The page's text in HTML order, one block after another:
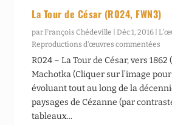
La Tour de César (R024, FWN3)
parFrançois Chédeville |Déc 1, 2016 |
Reproductions d’œuvres commentées
R024 – La Tour de César, vers 1862
Machotka (Cliquer sur l’image
évoluant tout au long de la
paysages de Cézanne (par
tableaux...